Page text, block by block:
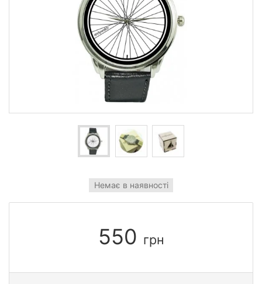
Немає в наявності
550 грн